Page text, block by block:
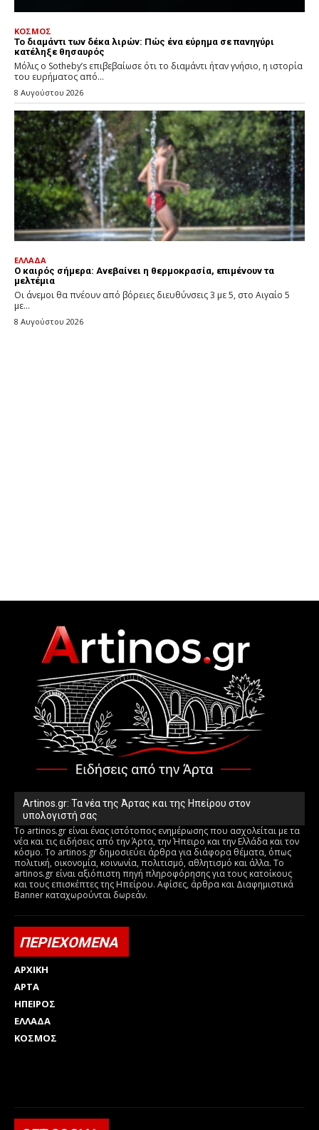
Artinos.gr: Τα νέα της Άρτας και της Ηπείρου στον
υπολογιστή σας
Το artinos.gr είναι ένας ιστότοπος ενημέρωσης που ασχολείται με τα
νέα και τις ειδήσεις από την Άρτα, την Ήπειρο και την Ελλάδα και τον
κόσμο. Το artinos.gr δημοσιεύει άρθρα για διάφορα θέματα, όπως
πολιτική, οικονομία, κοινωνία, πολιτισμό, αθλητισμό και άλλα. Το
artinos.gr είναι αξιόπιστη πηγή πληροφόρησης για τους κατοίκους
και τους επισκέπτες της Ηπείρου. Αφίσες, άρθρα και Διαφημιστικά
Banner καταχωρούνται δωρεάν.
ΠΕΡΙΕΧΟΜΕΝΑ
ΑΡΧΙΚΗ
ΑΡΤΑ
ΗΠΕΙΡΟΣ
ΕΛΛΑΔΑ
ΚΟΣΜΟΣ